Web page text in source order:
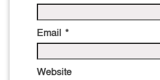
Email *
Website